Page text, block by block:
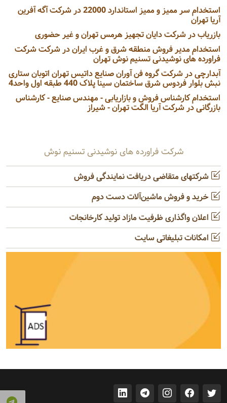
استخدام سر ممیز و ممیز استاندارد 22000 در شرکت آگه آفرین
آریا تهران
بازریاب در شرکت دایان تجهیز هرمس تهران و غیر حضوری
استخدام مدیر فروش منطقه شرق و غرب ایران در شرکت شرکت
فراورده های نوشیدنی تسنیم نوش تهران
آبدارچی در شرکت گروه فن آوران صنایع داتیس تهران اتوبان ستاری
نبش بلوار فردوس شرق ساختمان سینا پلاک 440 طبقه اول واحد4
استخدام کارشناس فروش و بازاریابی - مهندس صنایع - کارشناس
بازرگانی در شرکت آریا الگت تهران - شیراز
شرکت فراورده های نوشیدنی تسنیم نوش
شرکتهای متقاضی دریافت نمایندگی فروش
خرید و فروش ماشین‌آلات دست دوم
اعلان واگذاری ظرفیت مازاد تولید کارخانجات
امکانات تبلیغاتی سایت